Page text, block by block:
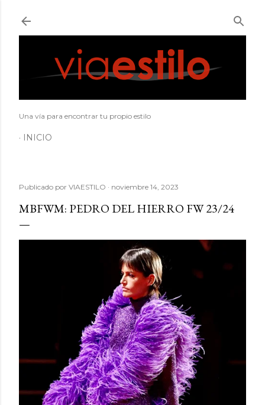
Una vía para encontrar tu propio estilo
INICIO
Publicado por VIAESTILO noviembre 14, 2023
MBFWM: PEDRO DEL HIERRO FW 23/24